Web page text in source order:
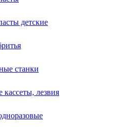
детские
станки
лезвия